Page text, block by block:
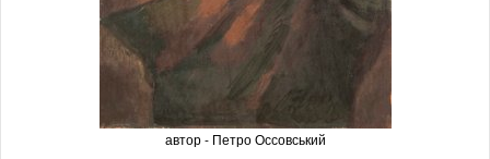
автор - Петро Оссовський